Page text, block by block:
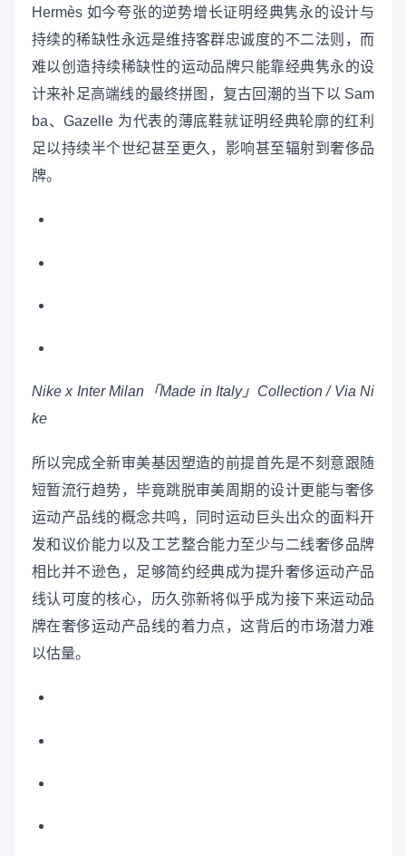
Hermès 如今夸张的逆势增长证明经典隽永的设计与
持续的稀缺性永远是维持客群忠诚度的不二法则，而
难以创造持续稀缺性的运动品牌只能靠经典隽永的设
计来补足高端线的最终拼图，复古回潮的当下以 Sam
ba、Gazelle 为代表的薄底鞋就证明经典轮廓的红利
足以持续半个世纪甚至更久，影响甚至辐射到奢侈品
牌。
Nike x Inter Milan「Made in Italy」Collection / Via Ni
ke
所以完成全新审美基因塑造的前提首先是不刻意跟随
短暂流行趋势，毕竟跳脱审美周期的设计更能与奢侈
运动产品线的概念共鸣，同时运动巨头出众的面料开
发和议价能力以及工艺整合能力至少与二线奢侈品牌
相比并不逊色，足够简约经典成为提升奢侈运动产品
线认可度的核心，历久弥新将似乎成为接下来运动品
牌在奢侈运动产品线的着力点，这背后的市场潜力难
以估量。